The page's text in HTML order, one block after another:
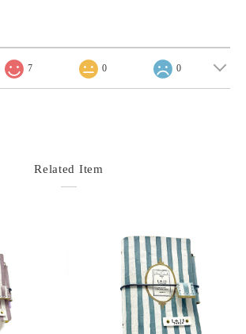
7 0 0
Related Item